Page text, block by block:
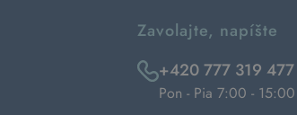
Zavolajte, napíšte
+420 777 319 477
Pon - Pia 7:00 - 15:00